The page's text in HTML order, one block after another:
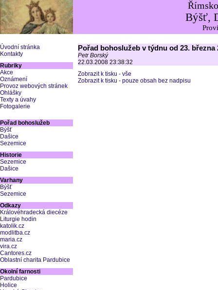
Býšť,
Úvodní stránka
Kontakty
Rubriky
Akce
Oznámení
Provoz webových stránek
Ohlášky
Texty a úvahy
Fotogalerie
Pořad bohoslužeb
Býšť
Dašice
Sezemice
Historie
Sezemice
Dašice
Varhany
Býšť
Sezemice
Odkazy
Královéhradecká diecéze
Liturgie hodin
katolik.cz
modlitba.cz
maria.cz
vira.cz
Cantores.cz
Oblastní charita Pardubice
Okolní farnosti
Pardubice
Holice
Pořad bohoslužeb v týdnu od 23. března
Petr Borský
22.03.2008 23:38:32
Zobrazit k tisku - vše
Zobrazit k tisku - pouze obsah bez nadpisu